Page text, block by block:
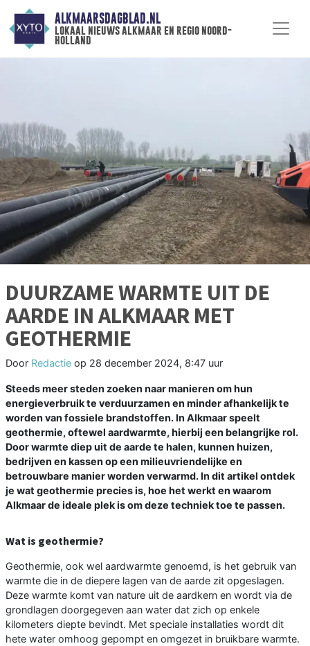
ALKMAARSDAGBLAD.NL
lokaal nieuws alkmaar en regio noord-
holland
DUURZAME WARMTE UIT DE
AARDE IN ALKMAAR MET
GEOTHERMIE
Door Redactie op 28 december 2024, 8:47 uur
Steeds meer steden zoeken naar manieren om hun
energieverbruik te verduurzamen en minder afhankelijk te
worden van fossiele brandstoffen. In Alkmaar speelt
geothermie, oftewel aardwarmte, hierbij een belangrijke rol.
Door warmte diep uit de aarde te halen, kunnen huizen,
bedrijven en kassen op een milieuvriendelijke en
betrouwbare manier worden verwarmd. In dit artikel ontdek
je wat geothermie precies is, hoe het werkt en waarom
Alkmaar de ideale plek is om deze techniek toe te passen.
Wat is geothermie?
Geothermie, ook wel aardwarmte genoemd, is het gebruik van
warmte die in de diepere lagen van de aarde zit opgeslagen.
Deze warmte komt van nature uit de aardkern en wordt via de
grondlagen doorgegeven aan water dat zich op enkele
kilometers diepte bevindt. Met speciale installaties wordt dit
hete water omhoog gepompt en omgezet in bruikbare warmte.